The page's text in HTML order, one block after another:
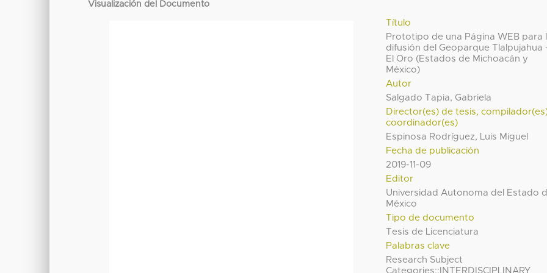
Visualización del Documento
Título
Prototipo de una Página WEB para
difusión del Geoparque Tlalpujahua
El Oro (Estados de Michoacán y
México)
Autor
Salgado Tapia, Gabriela
Director(es) de tesis,
coordinador(es)
Espinosa Rodríguez, Luis Miguel
Fecha de publicación
2019-11-09
Editor
Universidad Autonoma del Estado
México
Tipo de documento
Tesis de Licenciatura
Palabras clave
Research Subject
Categories::INTERDISCIPLINARY